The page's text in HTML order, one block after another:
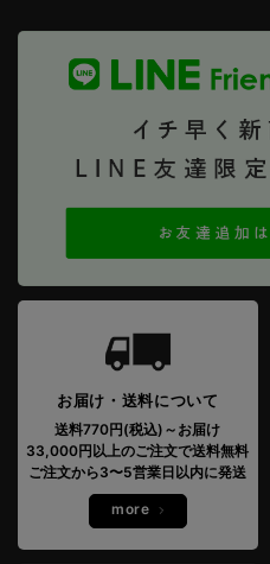
お届け・送料について
送料770円(税込)～お届け
33,000円以上のご注文で送料無料
ご注文から3〜5営業日以内に発送
more